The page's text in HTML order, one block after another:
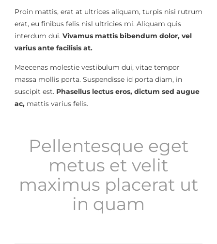
Proin mattis, erat at ultrices aliquam, turpis nisi rutrum
erat, eu finibus felis nisl ultricies mi. Aliquam quis
interdum dui. Vivamus mattis bibendum dolor, vel
varius ante facilisis at.
Maecenas molestie vestibulum dui, vitae tempor
massa mollis porta. Suspendisse id porta diam, in
suscipit est. Phasellus lectus eros, dictum sed augue
ac, mattis varius felis.
Pellentesque eget
metus et velit
maximus placerat ut
in quam